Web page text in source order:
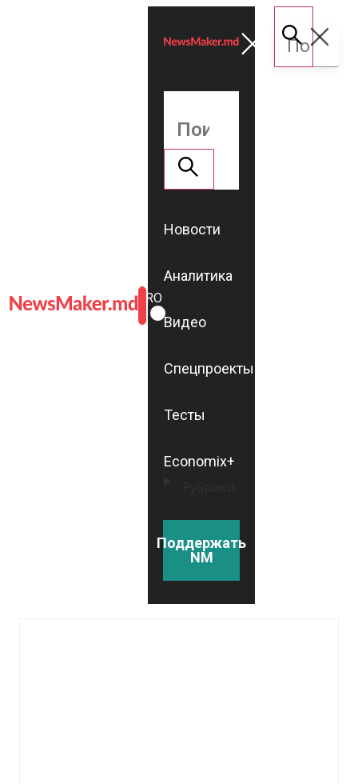
ROMÂNĂ
RU
Новости
Аналитика
Видео
Спецпроекты
Тесты
Economix+
Поддержать
NM